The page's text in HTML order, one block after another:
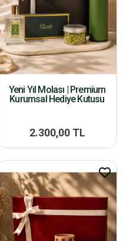
Yeni Yıl Molası | Premium
Kurumsal Hediye Kutusu
2.300,00 TL